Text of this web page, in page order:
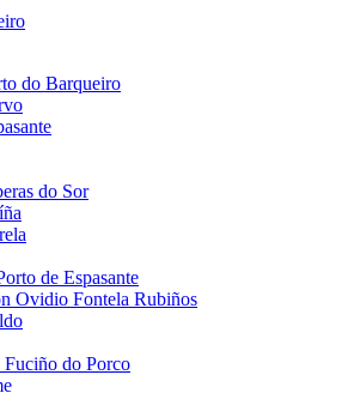
do Barqueiro
do Sor
de Espasante
Ovidio Fontela Rubiños
do Porco